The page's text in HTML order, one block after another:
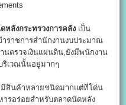
หลังกระทรวงการคลัง เป็น
ราชการสำนักงานงบประมาณ
นตรวจเงินแผ่นดิน,ยังมีพนักงาน
ริเวณนั้นอยู่มากๆ
มีสินค้าหลายชนิดมากแต่ที่โด่น
ารอร่อยสำหรับตลาดนัดหลัง